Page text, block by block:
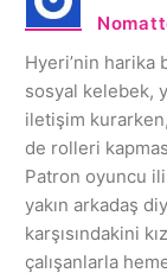
Hyeri’nin harika
sosyal kelebek,
iletişim
de rolleri
Patron oyuncu
yakın arkadaş
karşısındakini
çalışanlarla